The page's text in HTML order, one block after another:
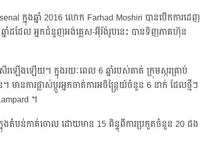
ក្នុងឆ្នាំ 2016 លោក Farhad Moshiri បានបើកការដេញ
នាំដដែល អ្នកជំនួញអង់គ្លេស-អ៊ីរ៉ង់រូបនេះ បានទិញភាគហ៊ុន
រឡើងឡើយ។ ក្នុងរយៈពេល 6 ឆ្នាំរបស់គាត់ ក្រុមស្ករគ្រាប់
នការផ្លាស់ប្ដូរអ្នកចាត់ការអចិន្ត្រៃយ៍ចំនួន 6 នាក់ ដែលថ្មីៗ
។
ងតំបន់កាត់ចោល ដោយមាន 15 ពិន្ទុពីការប្រកួតចំនួន 20 ដង